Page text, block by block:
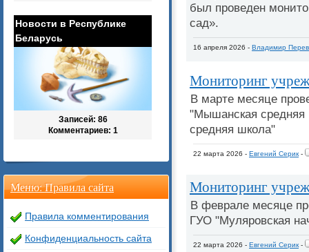
был проведен
сад».
16 апреля 2026 - Владимир
Мониторинг
В марте месяце
"Мышанская средняя
средняя школа"
22 марта 2026 - Евгений Серик -
Мониторинг
В феврале месяце
ГУО "Муляровская
22 марта 2026 - Евгений Серик -
Новости в Республике
Беларусь
Записей: 86
Комментариев: 1
Меню: Правила сайта
Правила комментирования
Конфиденциальность сайта